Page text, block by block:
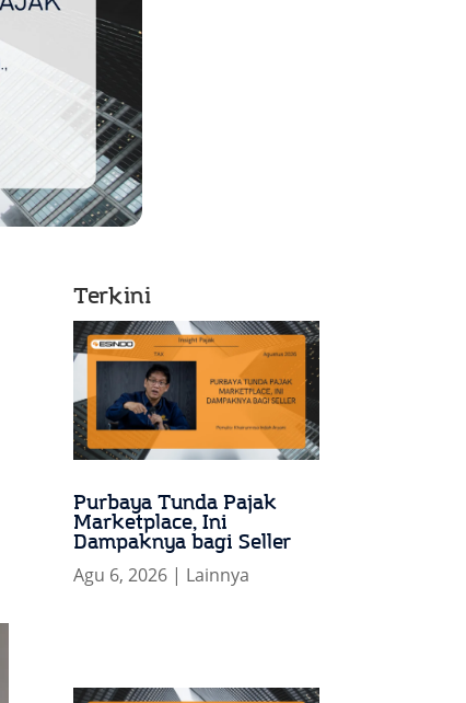
Terkini
Purbaya Tunda Pajak
Marketplace, Ini
Dampaknya bagi Seller
Agu 6, 2026 | Lainnya